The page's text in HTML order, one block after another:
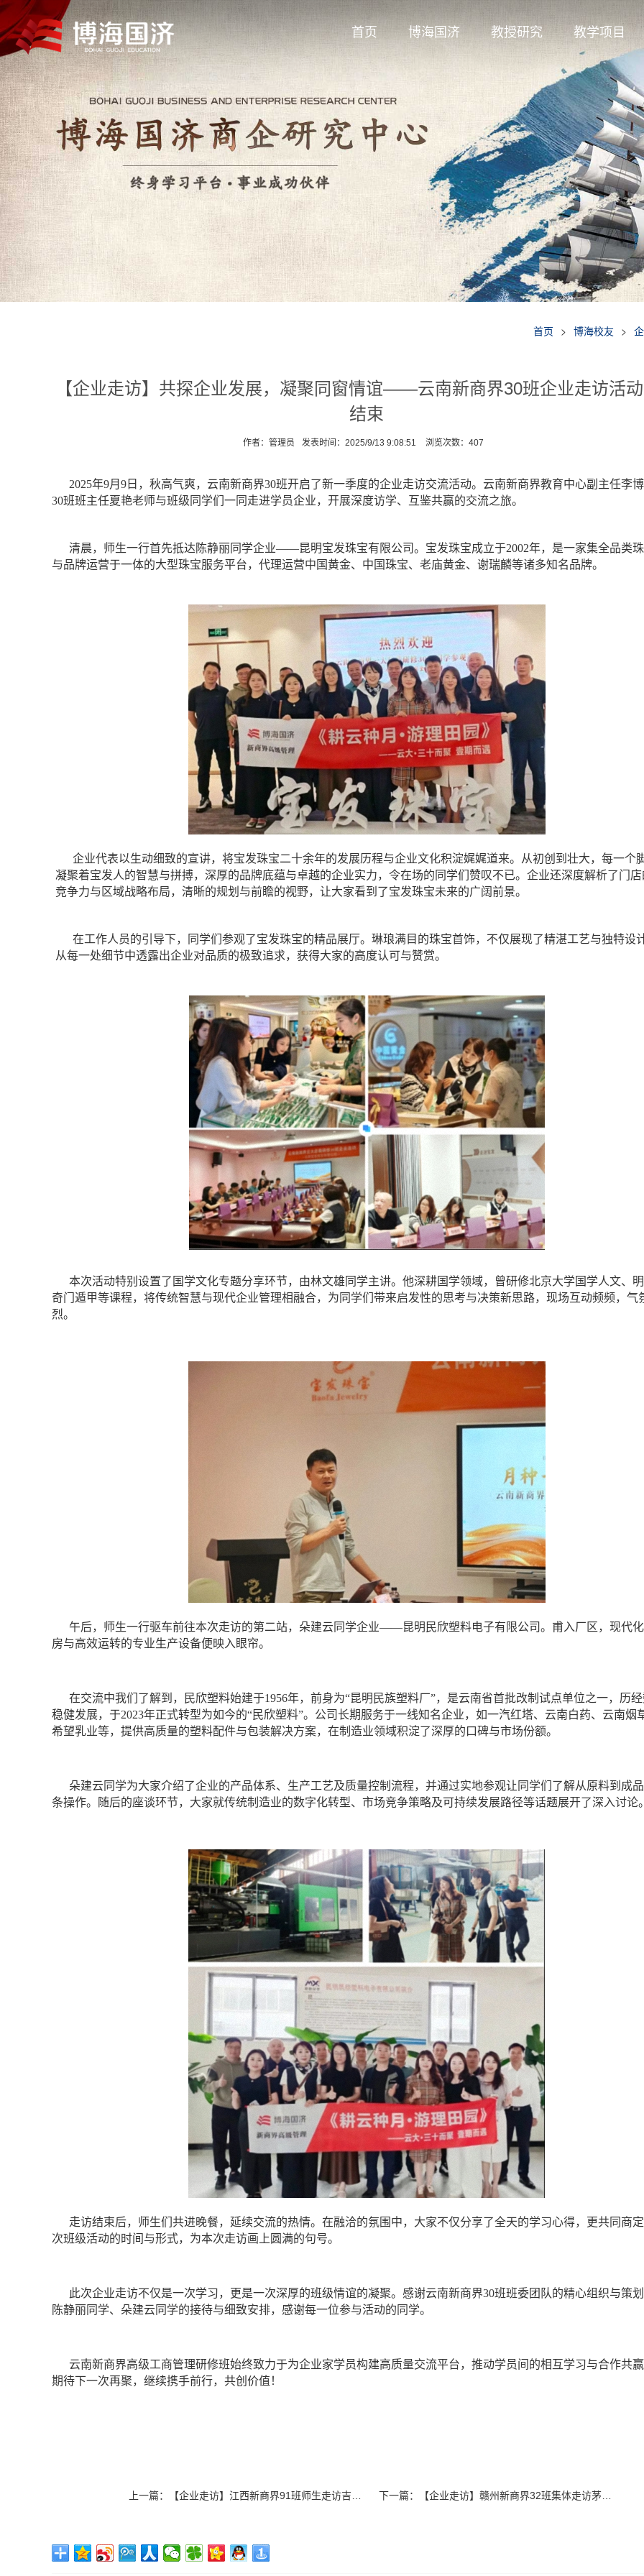
首页 博海国济 教授研究 教学项目
首页 > 博海校友 >
【企业走访】共探企业发展，凝聚同窗情谊——云南新商界30班企业走访活
结束
作者：管理员 发表时间：2025/9/13 9:08:51 浏览次数： 407
2025年9月9日，秋高气爽，云南新商界30班开启了新一季度的企业走访交流活动。云南新商界教育中心副主任李
30班班主任夏艳老师与班级同学们一同走进学员企业，开展深度访学、互鉴共赢的交流之旅。
清晨，师生一行首先抵达陈静丽同学企业——昆明宝发珠宝有限公司。宝发珠宝成立于2002年，是一家集全品类
与品牌运营于一体的大型珠宝服务平台，代理运营中国黄金、中国珠宝、老庙黄金、谢瑞麟等诸多知名品牌。
企业代表以生动细致的宣讲，将宝发珠宝二十余年的发展历程与企业文化积淀娓娓道来。从初创到壮大，每一个
凝聚着宝发人的智慧与拼搏，深厚的品牌底蕴与卓越的企业实力，令在场的同学们赞叹不已。企业还深度解析了门
竞争力与区域战略布局，清晰的规划与前瞻的视野，让大家看到了宝发珠宝未来的广阔前景。
在工作人员的引导下，同学们参观了宝发珠宝的精品展厅。琳琅满目的珠宝首饰，不仅展现了精湛工艺与独特设
从每一处细节中透露出企业对品质的极致追求，获得大家的高度认可与赞赏。
本次活动特别设置了国学文化专题分享环节，由林文雄同学主讲。他深耕国学领域，曾研修北京大学国学人文、
奇门遁甲等课程，将传统智慧与现代企业管理相融合，为同学们带来启发性的思考与决策新思路，现场互动频频，气
烈。
午后，师生一行驱车前往本次走访的第二站，朵建云同学企业——昆明民欣塑料电子有限公司。甫入厂区，现代
房与高效运转的专业生产设备便映入眼帘。
在交流中我们了解到，民欣塑料始建于1956年，前身为“昆明民族塑料厂”，是云南省首批改制试点单位之一，历
稳健发展，于2023年正式转型为如今的“民欣塑料”。公司长期服务于一线知名企业，如一汽红塔、云南白药、云南烟
希望乳业等，提供高质量的塑料配件与包装解决方案，在制造业领域积淀了深厚的口碑与市场份额。
朵建云同学为大家介绍了企业的产品体系、生产工艺及质量控制流程，并通过实地参观让同学们了解从原料到成
条操作。随后的座谈环节，大家就传统制造业的数字化转型、市场竞争策略及可持续发展路径等话题展开了深入讨论
走访结束后，师生们共进晚餐，延续交流的热情。在融洽的氛围中，大家不仅分享了全天的学习心得，更共同商
次班级活动的时间与形式，为本次走访画上圆满的句号。
此次企业走访不仅是一次学习，更是一次深厚的班级情谊的凝聚。感谢云南新商界30班班委团队的精心组织与策
陈静丽同学、朵建云同学的接待与细致安排，感谢每一位参与活动的同学。
云南新商界高级工商管理研修班始终致力于为企业家学员构建高质量交流平台，推动学员间的相互学习与合作共
期待下一次再聚，继续携手前行，共创价值！
上一篇： 【企业走访】江西新商界91班师生走访吉安片区同学企业——新田粮食加工厂、丹顶鹤医药、凯威箱包 下一篇： 【企业走访】赣州新商界32班集体走访茅台文化体验馆(云星·公园大观店)